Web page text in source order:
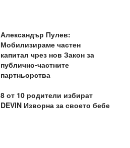
Александър Пулев:
Мобилизираме частен
капитал чрез нов Закон за
публично-частните
партньорства
8 от 10 родители избират
DEVIN Изворна за своето бебе